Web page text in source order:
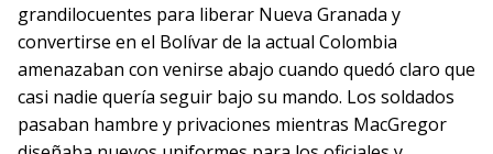
grandilocuentes para liberar Nueva Granada y
convertirse en el Bolívar de la actual Colombia
amenazaban con venirse abajo cuando quedó claro que
casi nadie quería seguir bajo su mando. Los soldados
pasaban hambre y privaciones mientras MacGregor